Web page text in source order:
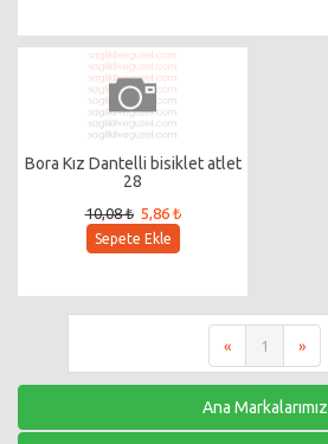
Bora Kız Dantelli bisiklet atlet
28
10,08 ₺ 5,86 ₺
Sepete Ekle
« 1 »
Ana Markalarımız